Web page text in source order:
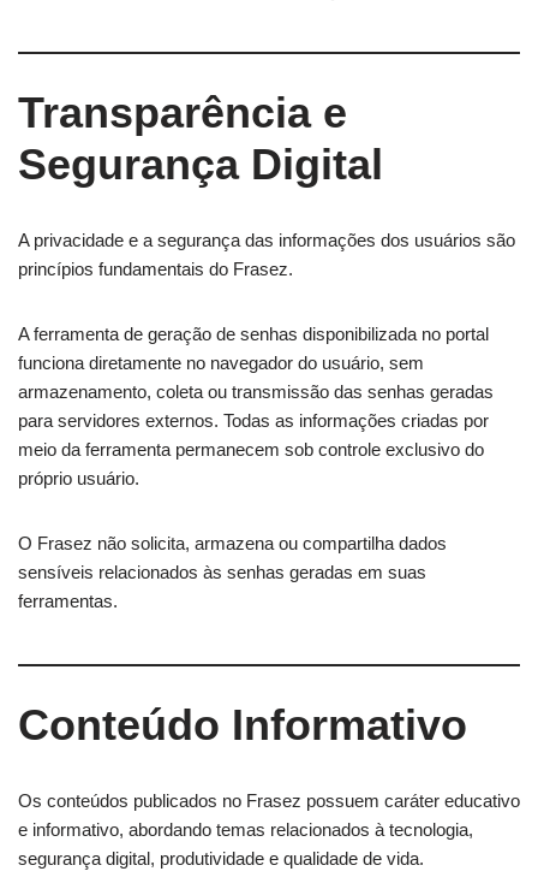
Transparência e
Segurança Digital
A privacidade e a segurança das informações dos usuários são
princípios fundamentais do Frasez.
A ferramenta de geração de senhas disponibilizada no portal
funciona diretamente no navegador do usuário, sem
armazenamento, coleta ou transmissão das senhas geradas
para servidores externos. Todas as informações criadas por
meio da ferramenta permanecem sob controle exclusivo do
próprio usuário.
O Frasez não solicita, armazena ou compartilha dados
sensíveis relacionados às senhas geradas em suas
ferramentas.
Conteúdo Informativo
Os conteúdos publicados no Frasez possuem caráter educativo
e informativo, abordando temas relacionados à tecnologia,
segurança digital, produtividade e qualidade de vida.